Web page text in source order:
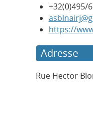
+32(0)495/
https://
Adresse
Rue Hector